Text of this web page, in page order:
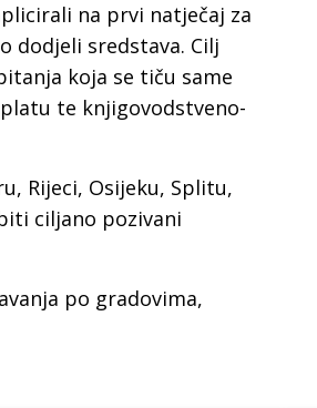
na prvi natječaj za
dodjeli sredstava. Cilj
koja se tiču same
te knjigovodstveno-
Rijeci, Osijeku, Splitu,
ciljano pozivani
po gradovima,